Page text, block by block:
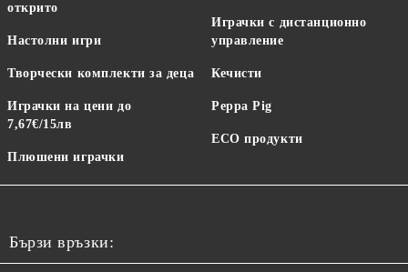
открито
Настолни игри
Творчески комплекти за деца
Играчки на цени до
7,67€/15лв
Плюшени играчки
Играчки с дистанционно
управление
Кечисти
Peppa Pig
ECO продукти
Бързи връзки: